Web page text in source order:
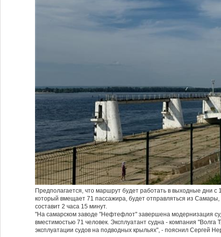
Предполагается, что маршрут будет работать в выходные дни с
который вмещает 71 пассажира, будет отправляться из
составит 2 часа 15 минут.
"На самарском заводе "Нефтефлот" завершена модернизация
вместимостью 71 человек. Эксплуатант судна - компания
эксплуатации судов на подводных крыльях", - пояснил Сергей